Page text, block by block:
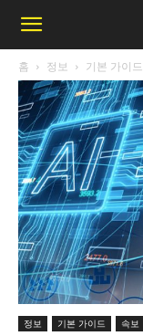
홈 정보 기본 가이드
정보 기본 가이드 속보